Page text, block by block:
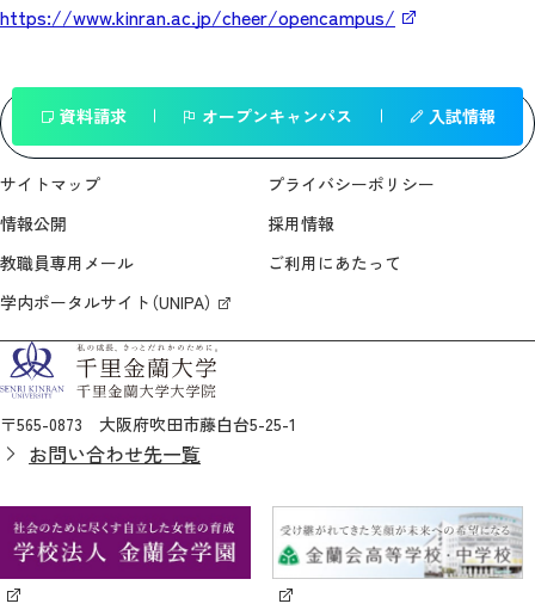
https://www.kinran.ac.jp/cheer/opencampus/
一覧へ戻る
資料請求 オープンキャンパス 入試情報
サイトマップ
プライバシーポリシー
情報公開
採用情報
教職員専用メール
ご利用にあたって
学内ポータルサイト（UNIPA）
〒565-0873 大阪府吹田市藤白台5-25-1
お問い合わせ先一覧